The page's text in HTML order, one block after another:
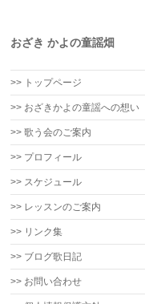
おざき かよの童謡畑
>> トップページ
>> おざきかよの童謡への想い
>> 歌う会のご案内
>> プロフィール
>> スケジュール
>> レッスンのご案内
>> リンク集
>> ブログ歌日記
>> お問い合わせ